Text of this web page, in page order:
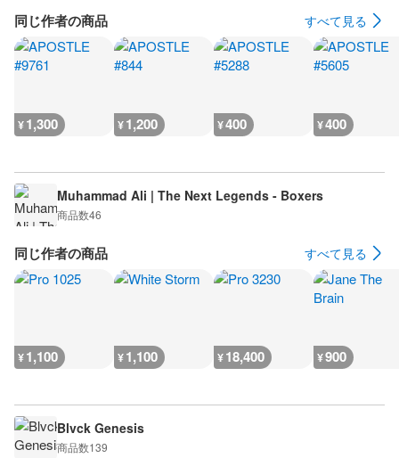
同じ作者の商品 すべて見る
¥1,300 ¥1,200 ¥400 ¥400
Muhammad Ali | The Next Legends - Boxers
商品数46
同じ作者の商品 すべて見る
¥1,100 ¥1,100 ¥18,400 ¥900
Blvck Genesis
商品数139